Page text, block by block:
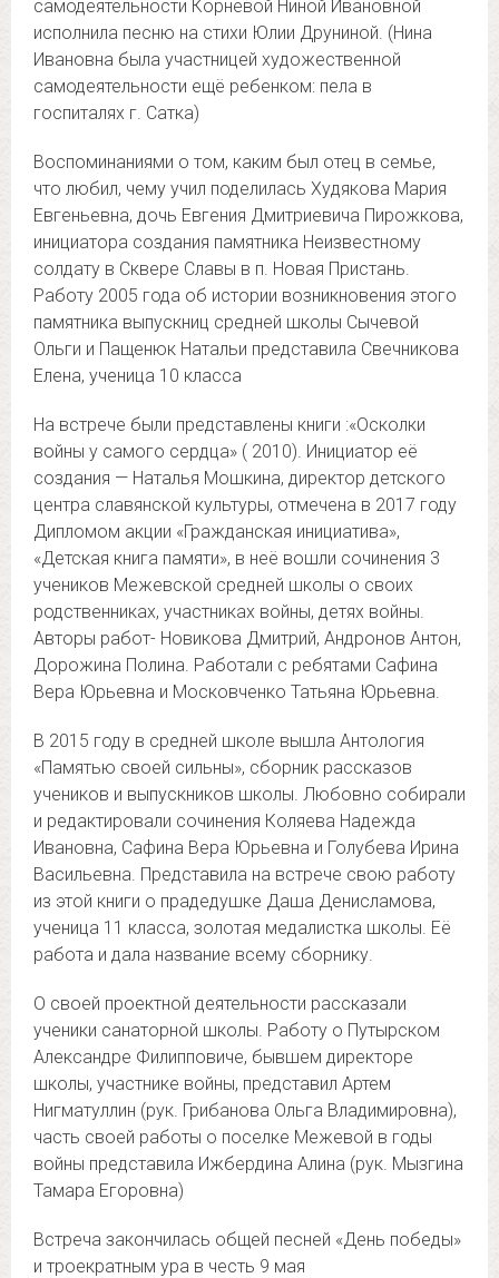
самодеятельности Корневой Ниной Ивановной
исполнила песню на стихи Юлии Друниной. (Нина
Ивановна была участницей художественной
самодеятельности ещё ребенком: пела в
госпиталях г. Сатка)
Воспоминаниями о том, каким был отец в семье,
что любил, чему учил поделилась Худякова Мария
Евгеньевна, дочь Евгения Дмитриевича Пирожкова,
инициатора создания памятника Неизвестному
солдату в Сквере Славы в п. Новая Пристань.
Работу 2005 года об истории возникновения этого
памятника выпускниц средней школы Сычевой
Ольги и Пащенюк Натальи представила Свечникова
Елена, ученица 10 класса
На встрече были представлены книги :«Осколки
войны у самого сердца» ( 2010). Инициатор её
создания — Наталья Мошкина, директор детского
центра славянской культуры, отмечена в 2017 году
Дипломом акции «Гражданская инициатива»,
«Детская книга памяти», в неё вошли сочинения 3
учеников Межевской средней школы о своих
родственниках, участниках войны, детях войны.
Авторы работ- Новикова Дмитрий, Андронов Антон,
Дорожина Полина. Работали с ребятами Сафина
Вера Юрьевна и Московченко Татьяна Юрьевна.
В 2015 году в средней школе вышла Антология
«Памятью своей сильны», сборник рассказов
учеников и выпускников школы. Любовно собирали
и редактировали сочинения Коляева Надежда
Ивановна, Сафина Вера Юрьевна и Голубева Ирина
Васильевна. Представила на встрече свою работу
из этой книги о прадедушке Даша Денисламова,
ученица 11 класса, золотая медалистка школы. Её
работа и дала название всему сборнику.
О своей проектной деятельности рассказали
ученики санаторной школы. Работу о Путырском
Александре Филипповиче, бывшем директоре
школы, участнике войны, представил Артем
Нигматуллин (рук. Грибанова Ольга Владимировна),
часть своей работы о поселке Межевой в годы
войны представила Ижбердина Алина (рук. Мызгина
Тамара Егоровна)
Встреча закончилась общей песней «День победы»
и троекратным ура в честь 9 мая